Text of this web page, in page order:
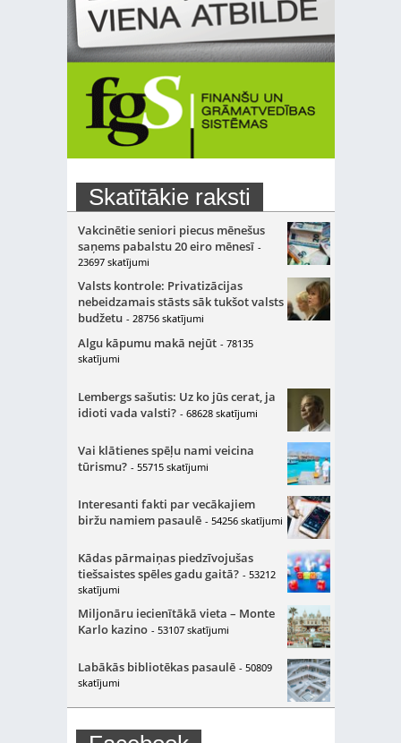
Skatītākie raksti
Vakcinētie seniori piecus mēnešus
saņems pabalstu 20 eiro mēnesī -
23697 skatījumi
Valsts kontrole: Privatizācijas
nebeidzamais stāsts sāk tukšot valsts
budžetu - 28756 skatījumi
Algu kāpumu makā nejūt - 78135
skatījumi
Lembergs sašutis: Uz ko jūs cerat, ja
idioti vada valsti? - 68628 skatījumi
Vai klātienes spēļu nami veicina
tūrismu? - 55715 skatījumi
Interesanti fakti par vecākajiem
biržu namiem pasaulē - 54256 skatījumi
Kādas pārmaiņas piedzīvojušas
tiešsaistes spēles gadu gaitā? - 53212
skatījumi
Miljonāru iecienītākā vieta – Monte
Karlo kazino - 53107 skatījumi
Labākās bibliotēkas pasaulē - 50809
skatījumi